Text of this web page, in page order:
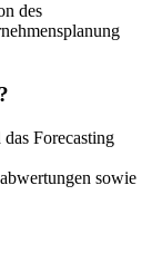
des
Forecasting
sowie